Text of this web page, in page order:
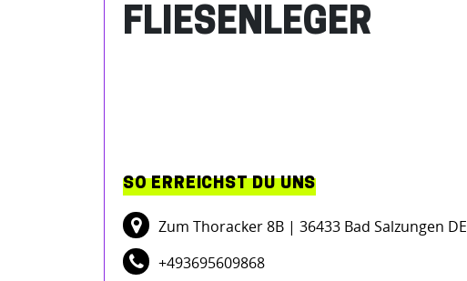
FLIESENLEGER
SO ERREICHST DU UNS
Zum Thoracker 8B | 36433 Bad Salzungen DE
+493695609868